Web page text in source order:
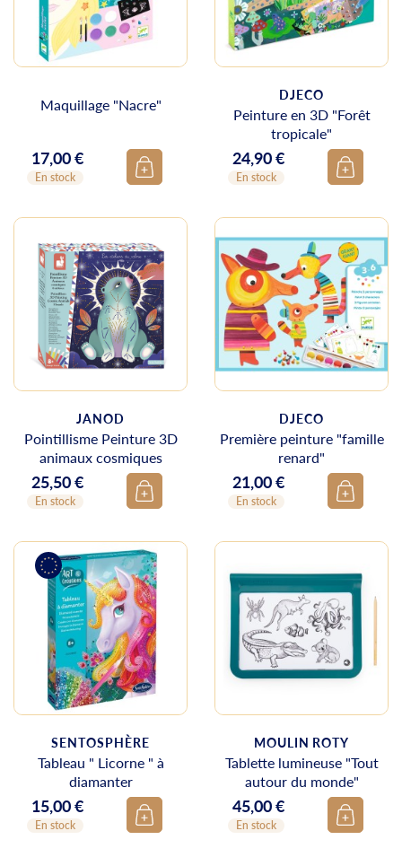
Maquillage "Nacre"
Prix
17,00 €
En stock
DJECO
Peinture en 3D "Forêt
tropicale"
Prix
24,90 €
En stock
JANOD
Pointillisme Peinture 3D
animaux cosmiques
Prix
25,50 €
En stock
DJECO
Première peinture "famille
renard"
Prix
21,00 €
En stock
SENTOSPHÈRE
Tableau " Licorne " à
diamanter
Prix
15,00 €
En stock
MOULIN ROTY
Tablette lumineuse "Tout
autour du monde"
Prix
45,00 €
En stock